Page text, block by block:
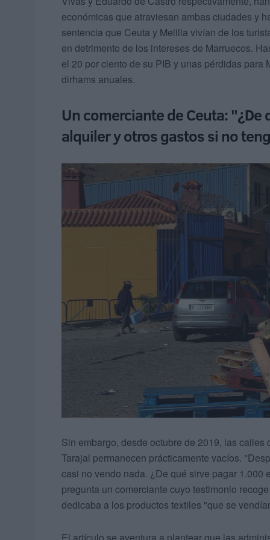
económicas que atraviesan ambas ciudades y
sentencia que Ceuta y Melilla vivían de los
en detrimento de los intereses de Marruecos.
el 20 por ciento de su PIB y unas pérdidas
dirhams anuales.
Un comerciante de Ceuta:
alquiler y otros gastos si no
Sin embargo, desde octubre de 2019, las
Tarajal permanecen prácticamente vacíos.
casi no vendo nada. ¿De qué sirve pagar 1.000
pregunta un comerciante cuyo testimonio
dedicaba a los productos textiles "que se